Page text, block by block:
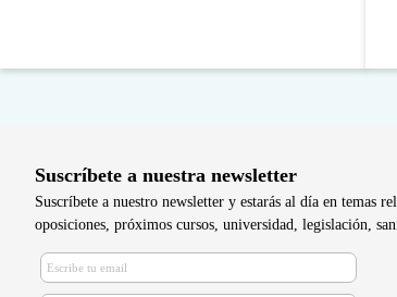
Suscríbete a nuestra newsletter
Suscríbete a nuestro newsletter y estarás al día en temas
oposiciones, próximos cursos, universidad, legislación,